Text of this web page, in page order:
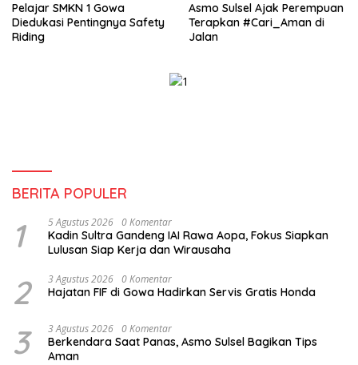
Pelajar SMKN 1 Gowa
Diedukasi Pentingnya Safety
Riding
Asmo Sulsel Ajak Perempuan
Terapkan #Cari_Aman di
Jalan
BERITA POPULER
1 5 Agustus 2026 0 Komentar
Kadin Sultra Gandeng IAI Rawa Aopa, Fokus Siapkan
Lulusan Siap Kerja dan Wirausaha
2 3 Agustus 2026 0 Komentar
Hajatan FIF di Gowa Hadirkan Servis Gratis Honda
3 3 Agustus 2026 0 Komentar
Berkendara Saat Panas, Asmo Sulsel Bagikan Tips
Aman